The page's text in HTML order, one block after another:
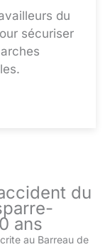
du
sécuriser
du
ans
au Barreau de